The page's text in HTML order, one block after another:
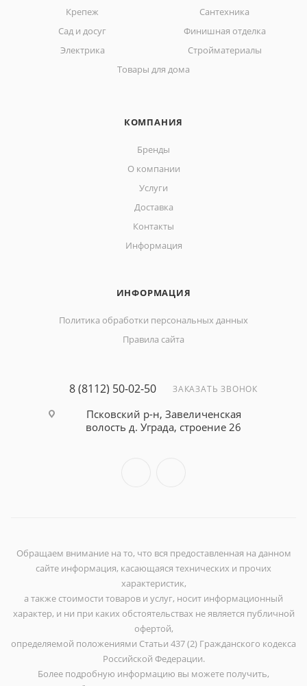
Крепеж
Сантехника
Сад и досуг
Финишная отделка
Электрика
Стройматериалы
Товары для дома
КОМПАНИЯ
Бренды
О компании
Услуги
Доставка
Контакты
Информация
ИНФОРМАЦИЯ
Политика обработки персональных данных
Правила сайта
8 (8112) 50-02-50 ЗАКАЗАТЬ ЗВОНОК
Псковский р-н, Завеличенская
волость д. Уграда, строение 26
Обращаем внимание на то, что вся предоставленная на данном
сайте информация, касающаяся технических и прочих
характеристик,
а также стоимости товаров и услуг, носит информационный
характер, и ни при каких обстоятельствах не является публичной
офертой,
определяемой положениями Статьи 437 (2) Гражданского кодекса
Российской Федерации.
Более подробную информацию вы можете получить,